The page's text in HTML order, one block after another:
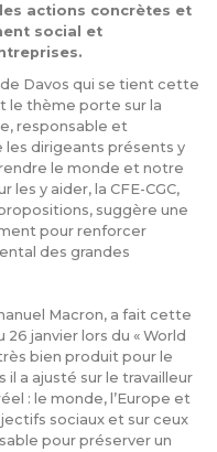
actions concrètes et
social et
Davos qui se tient cette
le thème porte sur la
responsable et
les dirigeants présents y
le monde et notre
y aider, la CFE-CGC,
suggère une
pour renforcer
des grandes
Macron, a fait cette
janvier lors du « World
bien produit pour le
il a ajusté sur le travailleur
: le monde, l’Europe et
sociaux et sur ceux
pour préserver un